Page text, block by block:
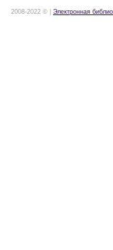
2008-2022 © | Электронная